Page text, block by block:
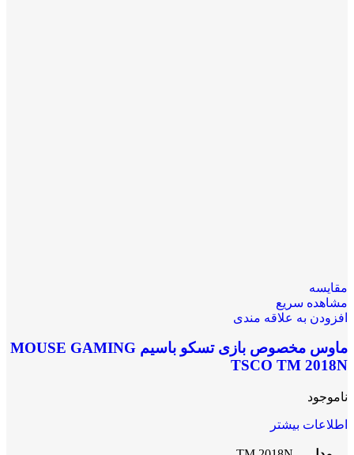
مقایسه
مشاهده سریع
افزودن به علاقه مندی
ماوس مخصوص بازی تسکو باسیم MOUSE GAMING
TSCO TM 2018N
ناموجود
اطلاعات بیشتر